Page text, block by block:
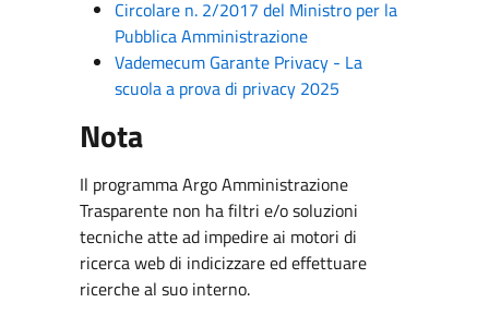
Circolare n. 2/2017 del Ministro per la
Pubblica Amministrazione
Vademecum Garante Privacy - La
scuola a prova di privacy 2025
Nota
Il programma Argo Amministrazione
Trasparente non ha filtri e/o soluzioni
tecniche atte ad impedire ai motori di
ricerca web di indicizzare ed effettuare
ricerche al suo interno.